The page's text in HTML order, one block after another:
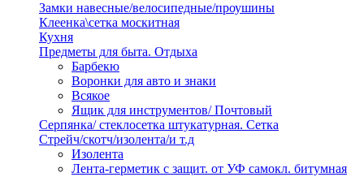
Замки навесные/велосипедные/проушины
Клеенка\сетка москитная
Кухня
Предметы для быта. Отдыха
Барбекю
Воронки для авто и знаки
Всякое
Ящик для инструментов/ Почтовый
Серпянка/ стеклосетка штукатурная. Сетка
Стрейч/скотч/изолента/и т.д
Изолента
Лента-герметик с защит. от УФ самокл. битумная